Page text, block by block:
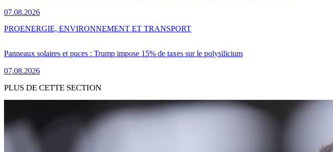
07.08.2026
Panneaux solaires et puces : Trump impose 15% de taxes sur le polysilicium
07.08.2026
PROENERGIE, ENVIRONNEMENT ET TRANSPORT
PLUS DE CETTE SECTION